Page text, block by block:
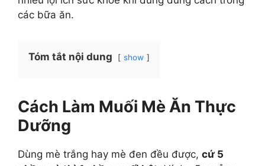
các bữa ăn.
Tóm tắt nội dung show
Cách Làm Muối Mè Ăn Thực
Dưỡng
Dùng mè trắng hay mè đen đều được, cứ 5